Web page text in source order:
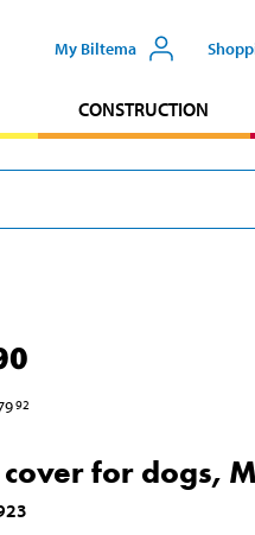
My Biltema
CONSTRUCTION
92
cover for dogs, M